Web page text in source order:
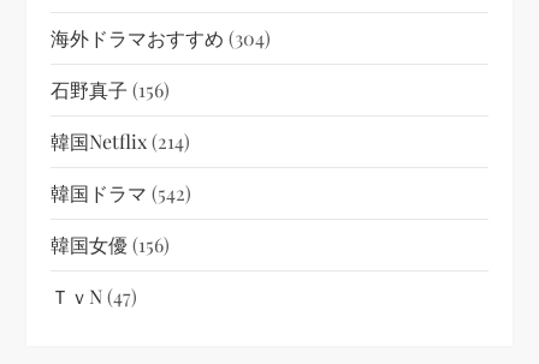
海外ドラマおすすめ (304)
石野真子 (156)
韓国netflix(214)
韓国ドラマ (542)
韓国女優(156)
ＴｖN(47)